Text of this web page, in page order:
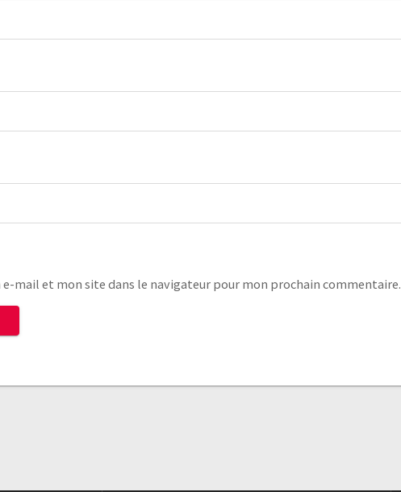
mail et mon site dans le navigateur pour mon prochain commentaire.